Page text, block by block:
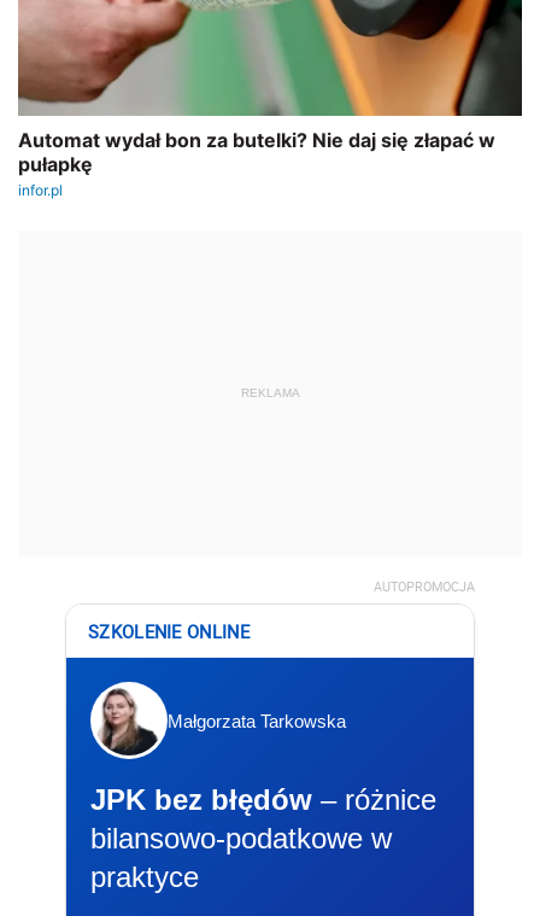
REKLAMA
AUTOPROMOCJA
SZKOLENIE ONLINE
Małgorzata Tarkowska
JPK bez błędów – różnice
bilansowo-podatkowe w
praktyce